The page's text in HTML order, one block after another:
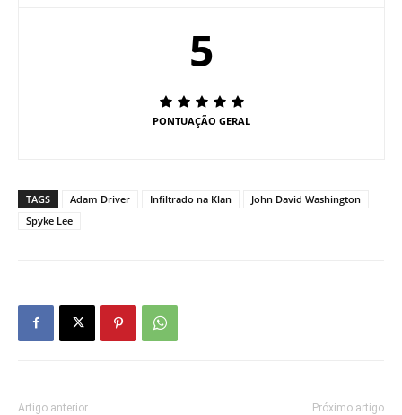
5
PONTUAÇÃO GERAL
TAGS Adam Driver Infiltrado na Klan
John David Washington
Spyke Lee
Artigo anterior Próximo artigo